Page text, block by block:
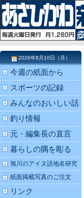
2026年8月10日（月）
今週の紙面から
スポーツの記録
みんなのおいしい話
釣り情報
元・編集長の直言
暮らしの隅を彫る
旭川のアイヌ語地名研究
紙面掲載写真のご注文
リンク